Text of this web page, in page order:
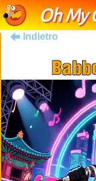
Oh My
Indietro